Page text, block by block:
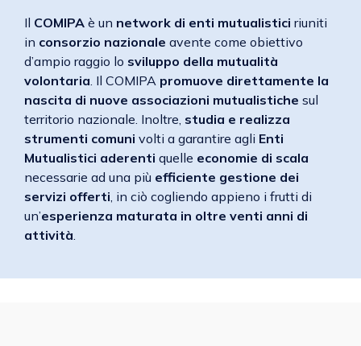
Il COMIPA è un network di enti mutualistici riuniti
in consorzio nazionale avente come obiettivo
d’ampio raggio lo sviluppo della mutualità
volontaria . Il COMIPA promuove direttamente la
nascita di nuove associazioni mutualistiche sul
territorio nazionale. Inoltre, studia e realizza
strumenti comuni volti a garantire agli Enti
Mutualistici aderenti quelle economie di scala
necessarie ad una più efficiente gestione dei
servizi offerti , in ciò cogliendo appieno i frutti di
un’esperienza maturata in oltre venti anni di
attività